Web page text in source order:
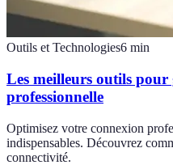
Outils et Technologies6 min
Les meilleurs outils
professionnelle
Optimisez votre connexion
indispensables. Découvrez
connectivité.